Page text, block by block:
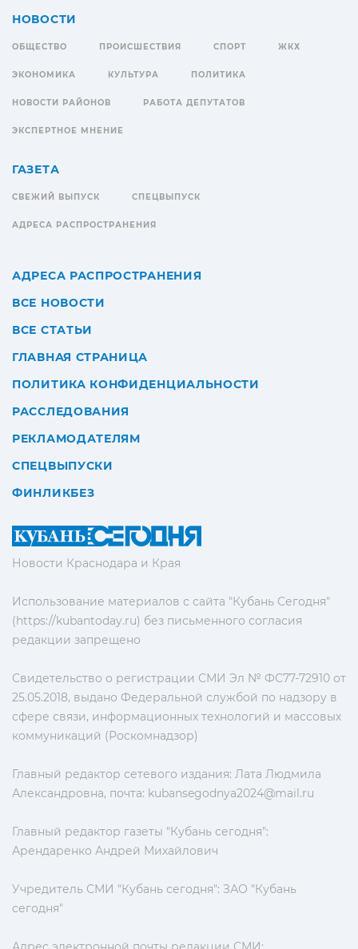
Новости Краснодара и Края
Использование материалов с сайта "Кубань Сегодня"
(https://kubantoday.ru) без письменного согласия
редакции запрещено
Свидетельство о регистрации СМИ Эл № ФС77-72910 от
25.05.2018, выдано Федеральной службой по надзору в
сфере связи, информационных технологий и массовых
коммуникаций (Роскомнадзор)
Главный редактор сетевого издания: Лата Людмила
Александровна, почта: kubansegodnya2024@mail.ru
Главный редактор газеты "Кубань сегодня":
Арендаренко Андрей Михайлович
Учредитель СМИ "Кубань сегодня": ЗАО "Кубань
сегодня"
НОВОСТИ
ОБЩЕСТВО ПРОИСШЕСТВИЯ СПОРТ ЖКХ
ЭКОНОМИКА КУЛЬТУРА ПОЛИТИКА
НОВОСТИ РАЙОНОВ РАБОТА ДЕПУТАТОВ
ЭКСПЕРТНОЕ МНЕНИЕ
ГАЗЕТА
СВЕЖИЙ ВЫПУСК СПЕЦВЫПУСК
АДРЕСА РАСПРОСТРАНЕНИЯ
АДРЕСА РАСПРОСТРАНЕНИЯ
ВСЕ НОВОСТИ
ВСЕ СТАТЬИ
ГЛАВНАЯ СТРАНИЦА
ПОЛИТИКА КОНФИДЕНЦИАЛЬНОСТИ
РАССЛЕДОВАНИЯ
РЕКЛАМОДАТЕЛЯМ
СПЕЦВЫПУСКИ
ФИНЛИКБЕЗ